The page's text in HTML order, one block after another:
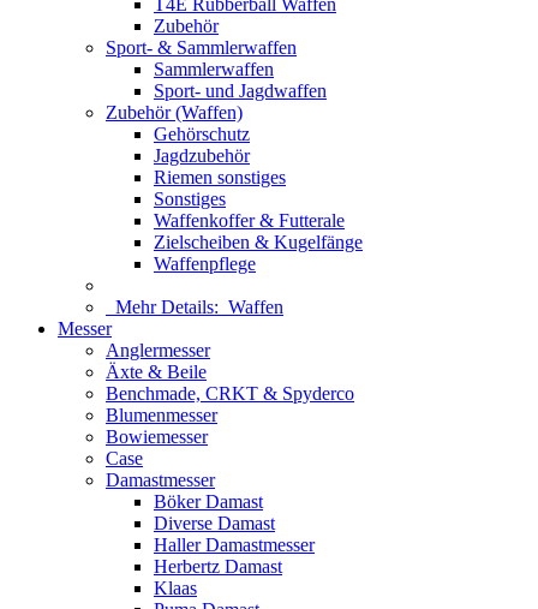
T4E Rubberball Waffen
Zubehör
Sport- & Sammlerwaffen
Sammlerwaffen
Sport- und Jagdwaffen
Zubehör (Waffen)
Gehörschutz
Jagdzubehör
Riemen sonstiges
Sonstiges
Waffenkoffer & Futterale
Zielscheiben & Kugelfänge
Waffenpflege
Mehr Details: Waffen
Messer
Anglermesser
Äxte & Beile
Benchmade, CRKT & Spyderco
Blumenmesser
Bowiemesser
Case
Damastmesser
Böker Damast
Diverse Damast
Haller Damastmesser
Herbertz Damast
Klaas